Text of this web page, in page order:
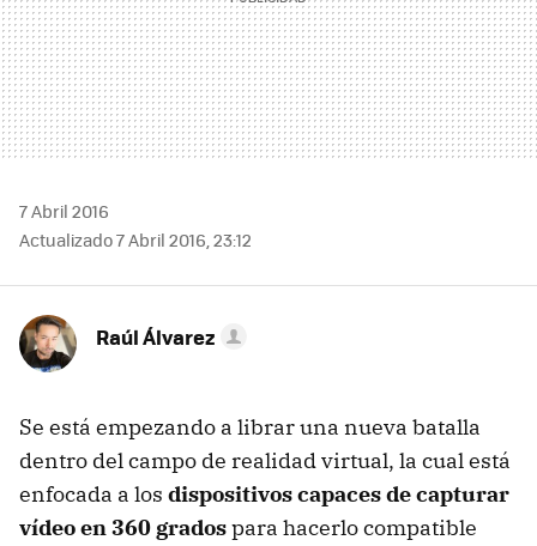
7 Abril 2016
Actualizado 7 Abril 2016, 23:12
Raúl Álvarez
Se está empezando a librar una nueva batalla
dentro del campo de realidad virtual, la cual está
enfocada a los dispositivos capaces de capturar
vídeo en 360 gradospara hacerlo compatible